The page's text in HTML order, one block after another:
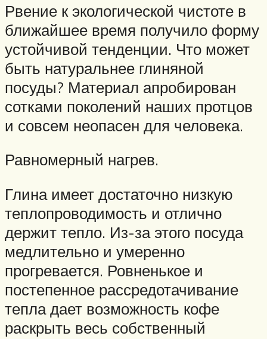
Рвение к экологической чистоте в
ближайшее время получило форму
устойчивой тенденции. Что может
быть натуральнее глиняной
посуды? Материал апробирован
сотками поколений наших протцов
и совсем неопасен для человека.
Равномерный нагрев.
Глина имеет достаточно низкую
теплопроводимость и отлично
держит тепло. Из-за этого посуда
медлительно и умеренно
прогревается. Ровненькое и
постепенное рассредотачивание
тепла дает возможность кофе
раскрыть весь собственный